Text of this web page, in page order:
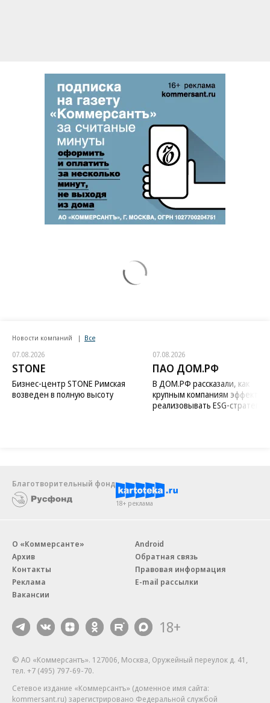
Новости компаний Все
07.08.2026
STONE
Бизнес-центр STONE Римская
возведен в полную высоту
07.08.2026
ПАО ДОМ.РФ
В ДОМ.РФ рассказали, как
крупным компаниям
реализовывать ESG-стратегию
Благотворительный фонд
18+ реклама
О «Коммерсанте»
Архив
Контакты
Реклама
Вакансии
Android
Обратная связь
Правовая информация
E-mail рассылки
18+
© АО «Коммерсантъ». 127006, Москва, Оружейный переулок д. 41,
тел. +7 (495) 797-69-70.
Сетевое издание «Коммерсантъ» (доменное имя сайта:
kommersant.ru) зарегистрировано Федеральной службой